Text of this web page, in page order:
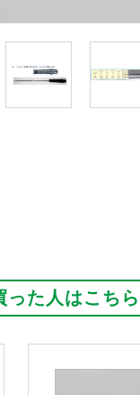
った人はこち